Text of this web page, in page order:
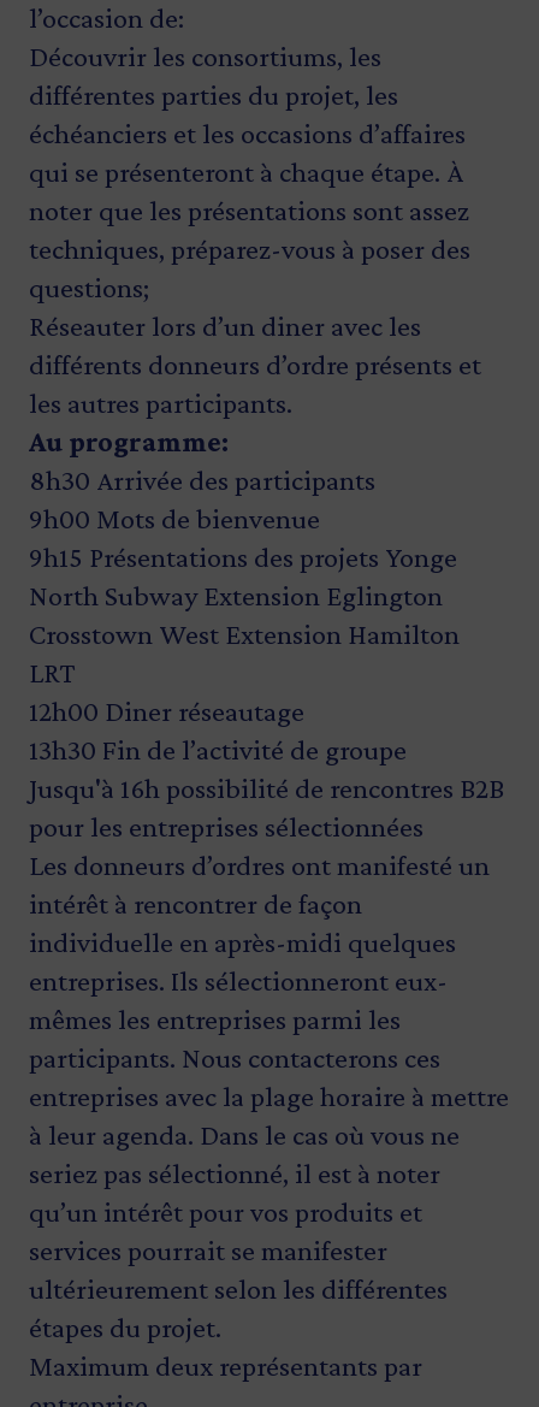
l’occasion de:
Découvrir les consortiums, les
différentes parties du projet, les
échéanciers et les occasions d’affaires
qui se présenteront à chaque étape. À
noter que les présentations sont assez
techniques, préparez-vous à poser des
questions;
Réseauter lors d’un diner avec les
différents donneurs d’ordre présents et
les autres participants.
Au programme:
8h30 Arrivée des participants
9h00 Mots de bienvenue
9h15 Présentations des projets Yonge
North Subway Extension Eglington
Crosstown West Extension Hamilton
LRT
12h00 Diner réseautage
13h30 Fin de l’activité de groupe
Jusqu'à 16h possibilité de rencontres B2B
pour les entreprises sélectionnées
Les donneurs d’ordres ont manifesté un
intérêt à rencontrer de façon
individuelle en après-midi quelques
entreprises. Ils sélectionneront eux-
mêmes les entreprises parmi les
participants. Nous contacterons ces
entreprises avec la plage horaire à mettre
à leur agenda. Dans le cas où vous ne
seriez pas sélectionné, il est à noter
qu’un intérêt pour vos produits et
services pourrait se manifester
ultérieurement selon les différentes
étapes du projet.
Maximum deux représentants par